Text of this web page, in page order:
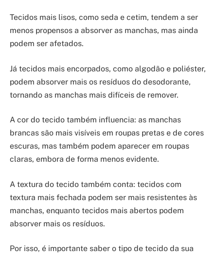
Tecidos mais lisos, como seda e cetim, tendem a ser
menos propensos a absorver as manchas, mas ainda
podem ser afetados.
Já tecidos mais encorpados, como algodão e poliéster,
podem absorver mais os resíduos do desodorante,
tornando as manchas mais difíceis de remover.
A cor do tecido também influencia: as manchas
brancas são mais visíveis em roupas pretas e de cores
escuras, mas também podem aparecer em roupas
claras, embora de forma menos evidente.
A textura do tecido também conta: tecidos com
textura mais fechada podem ser mais resistentes às
manchas, enquanto tecidos mais abertos podem
absorver mais os resíduos.
Por isso, é importante saber o tipo de tecido da sua